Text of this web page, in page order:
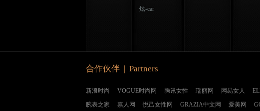
炫-car
合作伙伴 | Partners
新浪时尚 VOGUE时尚网 腾讯女性 瑞丽网 网易女人
腕表之家
嘉人网 悦己女性网 GRAZIA中文网 爱美网